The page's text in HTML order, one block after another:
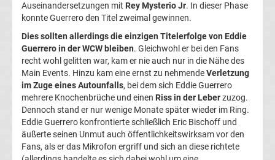
La
Liga
Ergebnisse
La
Liga
Tabelle
Auseinandersetzungen mit Rey Mysterio Jr. In dieser Phase
konnte Guerrero den Titel zweimal gewinnen.
Dies sollten allerdings die einzigen Titelerfolge von Eddie
Guerrero in der WCW bleiben. Gleichwohl er bei den Fans
recht wohl gelitten war, kam er nie auch nur in die Nähe des
Main Events. Hinzu kam eine ernst zu nehmendeVerletzung
im Zuge eines Autounfalls, bei dem sich Eddie Guerrero
mehrere Knochenbrüche und einen Riss in der Leberzuzog.
Dennoch stand er nur wenige Monate später wieder im Ring.
Eddie Guerrero konfrontierte schließlich Eric Bischoff und
äußerte seinen Unmut auch öffentlichkeitswirksam vor den
Fans, als er das Mikrofon ergriff und sich an diese richtete